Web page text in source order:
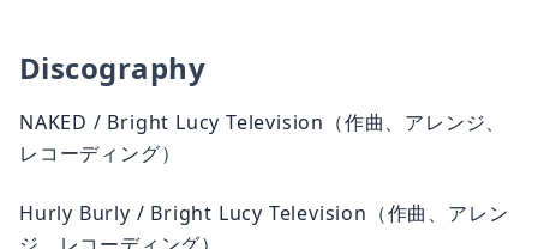
Discography
NAKED / Bright Lucy Television（作曲、アレンジ、
レコーディング）
Hurly Burly / Bright Lucy Television（作曲、アレン